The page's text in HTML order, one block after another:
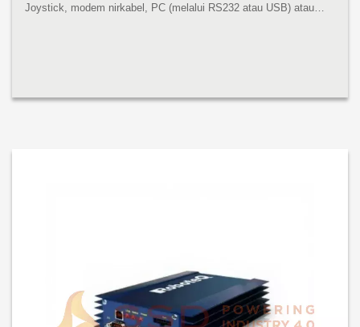
Joystick, modem nirkabel, PC (melalui RS232 atau USB) atau